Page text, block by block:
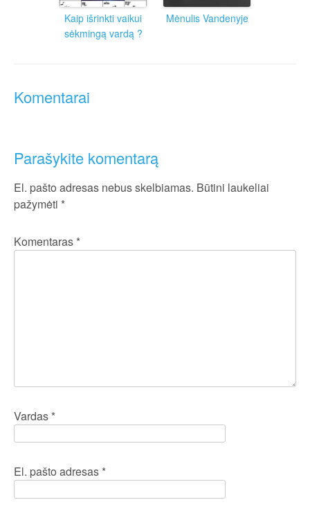
Kaip išrinkti vaikui
sėkmingą vardą ?
Mėnulis Vandenyje
Komentarai
Parašykite komentarą
El. pašto adresas nebus skelbiamas. Būtini laukeliai
pažymėti *
Komentaras *
Vardas *
El. pašto adresas *